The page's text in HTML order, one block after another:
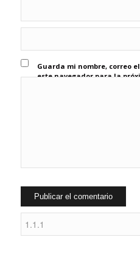
Guarda mi nombre, correo
este navegador para la